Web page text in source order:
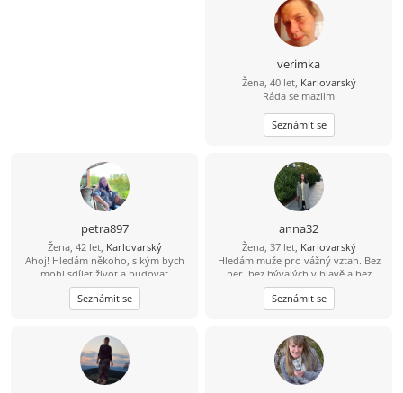
verimka
Žena, 40 let, Karlovarský
Ráda se mazlim
Seznámit se
petra897
Žena, 42 let, Karlovarský
Ahoj! Hledám někoho, s kým bych
mohl sdílet život a budovat
společnou budoucnost. Pokud máš
zájem, dej mi svůj e-mail – je to
jednoduché a zd
Seznámit se
anna32
Žena, 37 let, Karlovarský
Hledám muže pro vážný vztah. Bez
her, bez bývalých v hlavě a bez
touhy "jen se dívat". Pokud jste také
unaveni osamělostí a jste připraveni
změnit role při přípravě snídaně —
nekousnu (bez důvodu).
Seznámit se